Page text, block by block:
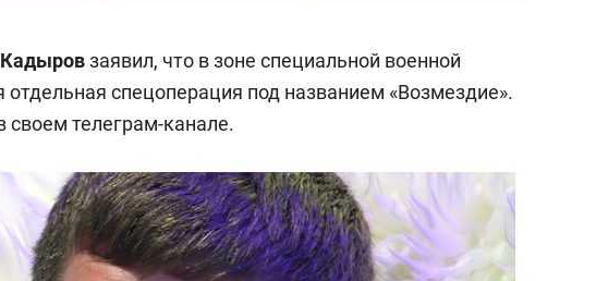
заявил, что в зоне специальной военной
отдельная спецоперация под названием «Возмездие».
своем телеграм-канале.
Рекомендуем
Психотерапевт «Фороса»:
«Директорский невроз» –
когда человек не считает
свою сверхнагрузку
стрессом»
Дизайнер-прораб
Наседкина: «Ремонт
с мебелью за 2
для меня это